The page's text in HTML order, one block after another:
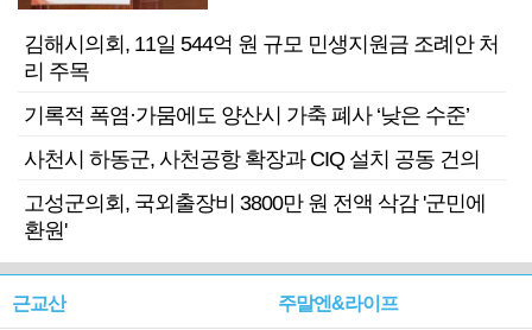
김해시의회, 11일 544억 원 규모 민생지원금 조례안 처
리 주목
기록적 폭염·가뭄에도 양산시 가축 폐사 ‘낮은 수준’
사천시 하동군, 사천공항 확장과 CIQ 설치 공동 건의
고성군의회, 국외출장비 3800만 원 전액 삭감 '군민에
환원'
근교산 주말엔&라이프